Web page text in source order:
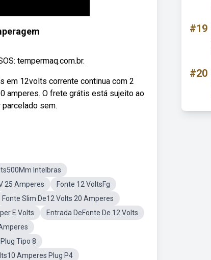
tempermaq.com.br.
em 12volts corrente continua com 2
amperes. O frete grátis está sujeito ao
sem.
Intelbras
25 Amperes
Fonte 12 VoltsFg
Fonte Slim De12 Volts 20 Amperes
E Volts
Entrada DeFonte De 12 Volts
Tipo 8
Amperes Plug P4
#19
#20